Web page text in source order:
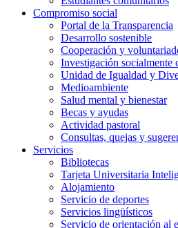
Compromiso social
Portal de la Transparencia
Desarrollo sostenible
Cooperación y
Investigación socialmente
Unidad de Igualdad y
Medioambiente
Salud mental y bienestar
Becas y ayudas
Actividad pastoral
Consultas, quejas y
Servicios
Bibliotecas
Tarjeta Universitaria
Alojamiento
Servicio de deportes
Servicios lingüísticos
Servicio de orientación al